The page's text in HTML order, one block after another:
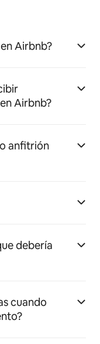
Airbnb?
Airbnb?
anfitrión
debería
cuando